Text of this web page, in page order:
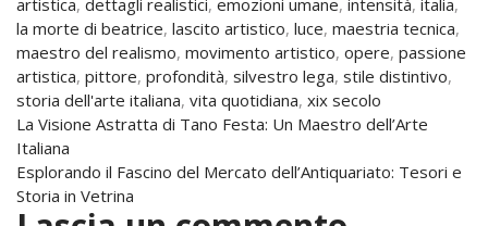
artistica, dettagli realistici, emozioni umane, intensità, italia,
la morte di beatrice, lascito artistico, luce, maestria tecnica,
maestro del realismo, movimento artistico, opere, passione
artistica, pittore, profondità, silvestro lega, stile distintivo,
storia dell'arte italiana, vita quotidiana, xix secolo
Navigazione
articoli
La Visione Astratta di Tano Festa: Un Maestro dell’Arte
Italiana
Esplorando il Fascino del Mercato dell’Antiquariato: Tesori e
Storia in Vetrina